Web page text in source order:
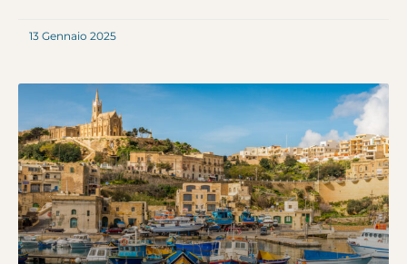
13 Gennaio 2025